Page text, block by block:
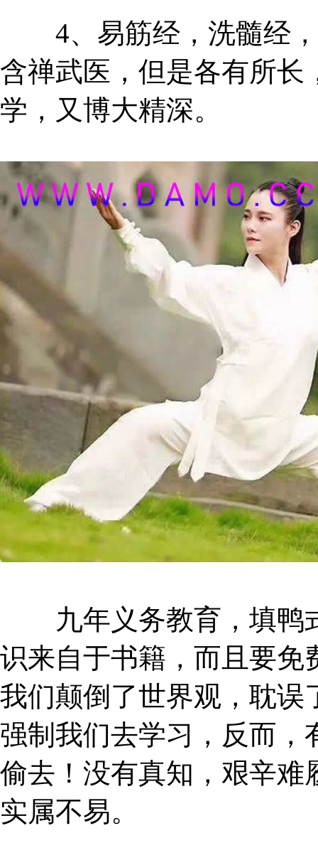
4、易筋经，洗髓经，
含禅武医，但是各有所长
学，又博大精深。
九年义务教育，填鸭
识来自于书籍，而且要免
我们颠倒了世界观，耽误
强制我们去学习，反而，
偷去！没有真知，艰辛难
实属不易。